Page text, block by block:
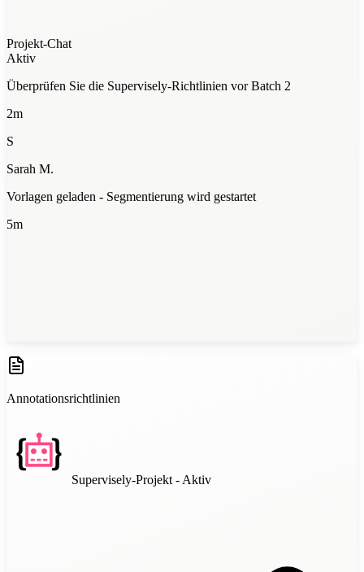
Projekt-Chat
Aktiv
Überprüfen Sie die Supervisely-Richtlinien vor Batch 2
2m
S
Sarah M.
Vorlagen geladen - Segmentierung wird gestartet
5m
Annotationsrichtlinien
Supervisely-Projekt - Aktiv